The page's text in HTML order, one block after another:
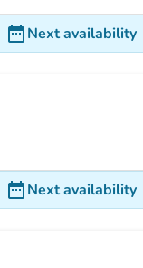
date_rangeNext availability
date_rangeNext availability